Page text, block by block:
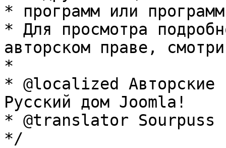
* программ или
* Для просмотра
авторском праве,
*
* @localized Авторские
Русский дом Joomla!
* @translator Sourpuss
*/